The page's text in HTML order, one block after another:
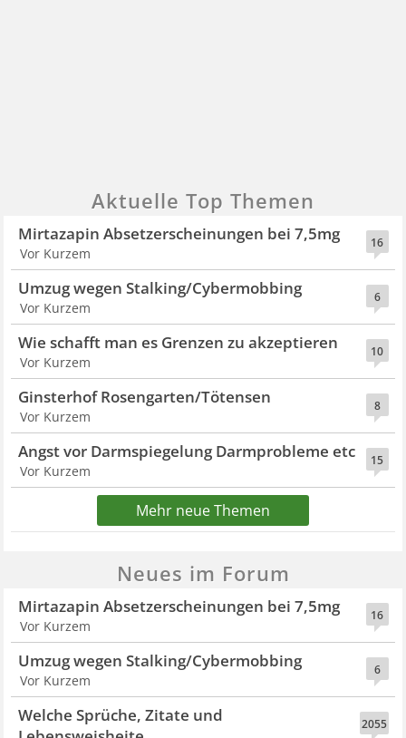
Aktuelle Top Themen
16
Mirtazapin Absetzerscheinungen bei 7,5mg
Vor Kurzem
6
Umzug wegen Stalking/Cybermobbing
Vor Kurzem
10
Wie schafft man es Grenzen zu akzeptieren
Vor Kurzem
8
Ginsterhof Rosengarten/Tötensen
Vor Kurzem
15
Angst vor Darmspiegelung Darmprobleme etc
Vor Kurzem
Mehr neue Themen
Neues im Forum
16
Mirtazapin Absetzerscheinungen bei 7,5mg
Vor Kurzem
6
Umzug wegen Stalking/Cybermobbing
Vor Kurzem
2055
Welche Sprüche, Zitate und